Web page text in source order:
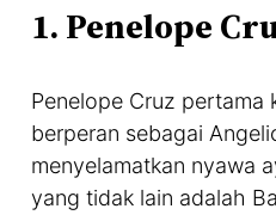
1. Penelope
Penelope Cruz pertama
berperan sebagai
menyelamatkan nyawa
yang tidak lain adalah